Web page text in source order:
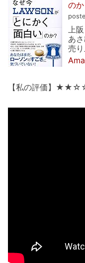
のか
上
あ
売
【私の評価】